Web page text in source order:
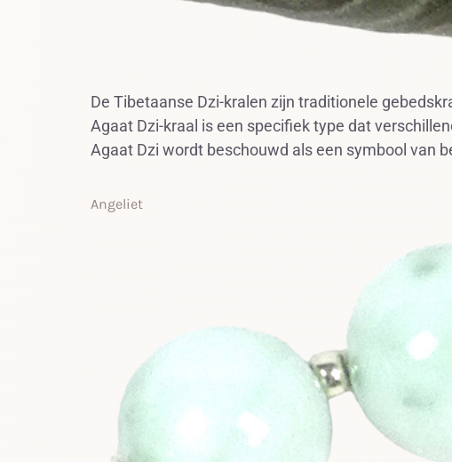
De Tibetaanse Dzi-kralen zijn traditionele
Agaat Dzi-kraal is een specifiek type dat
Agaat Dzi wordt beschouwd als een symbool van
Angeliet